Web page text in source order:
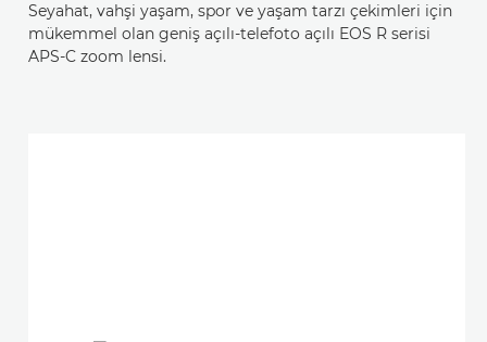
Seyahat, vahşi yaşam, spor ve yaşam tarzı çekimleri için
mükemmel olan geniş açılı-telefoto açılı EOS R serisi
APS-C zoom lensi.